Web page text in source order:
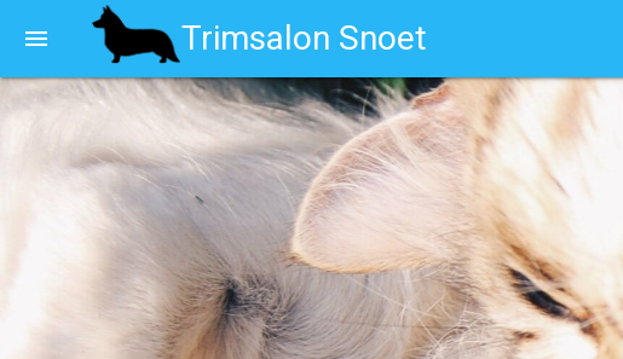
Trimsalon Snoet
menu